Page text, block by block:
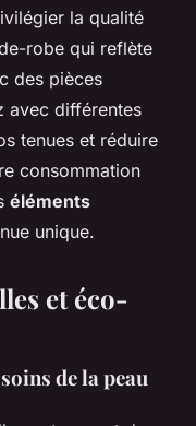
la qualité
robe qui reflète
des pièces
avec différentes
tenues et réduire
consommation
éléments
unique.
et éco-
de la peau